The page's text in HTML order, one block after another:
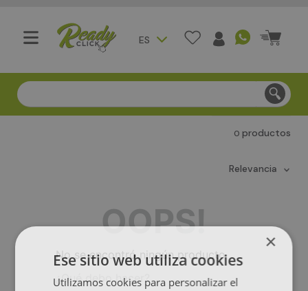
ES
Compra segura - Entregas en Bogotá en menos de 3
0productos
relevancia
OOPS!
No se encontró ningún producto
¿Qué debo hacer?
×
Ese sitio web utiliza cookies
Utilizamos cookies para personalizar el